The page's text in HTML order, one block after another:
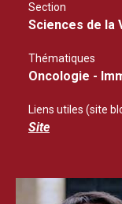
Section
Sciences de la
Thématiques
Oncologie -
Liens utiles (site
Site